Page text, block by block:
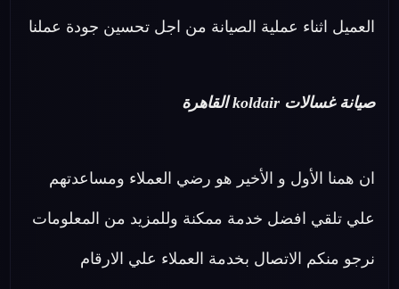
العميل اثناء عملية الصيانة من اجل تحسين جودة عملنا
صيانة غسالات koldair القاهرة
ان همنا الأول و الأخير هو رضي العملاء ومساعدتهم
علي تلقي افضل خدمة ممكنة وللمزيد من المعلومات
نرجو منكم الاتصال بخدمة العملاء علي الارقام